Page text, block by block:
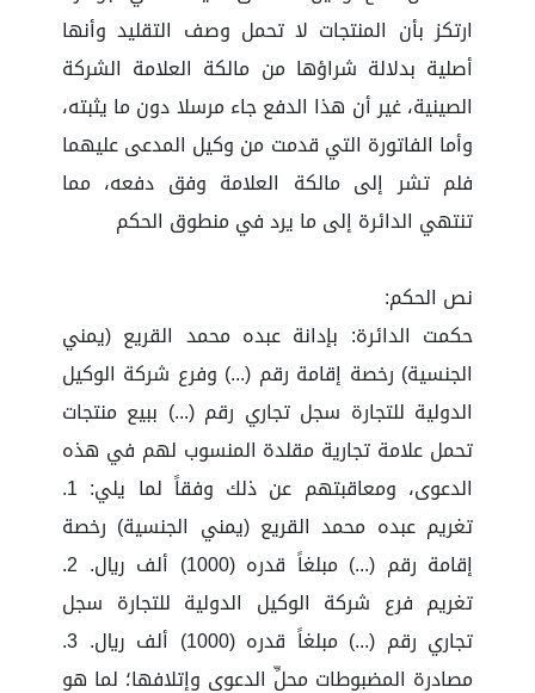
ارتكز بأن المنتجات لا تحمل وصف التقليد وأنها
أصلية بدلالة شراؤها من مالكة العلامة الشركة
الصينية، غير أن هذا الدفع جاء مرسلا دون ما يثبته،
وأما الفاتورة التي قدمت من وكيل المدعى عليهما
فلم تشر إلى مالكة العلامة وفق دفعه، مما
تنتهي الدائرة إلى ما يرد في منطوق الحكم
نص الحكم:
حكمت الدائرة: بإدانة عبده محمد القريع (يمني
الجنسية) رخصة إقامة رقم (...) وفرع شركة الوكيل
الدولية للتجارة سجل تجاري رقم (...) ببيع منتجات
تحمل علامة تجارية مقلدة المنسوب لهم في هذه
الدعوى، ومعاقبتهم عن ذلك وفقاً لما يلي: 1.
تغريم عبده محمد القريع (يمني الجنسية) رخصة
إقامة رقم (...) مبلغاً قدره (1000) ألف ريال. 2.
تغريم فرع شركة الوكيل الدولية للتجارة سجل
تجاري رقم (...) مبلغاً قدره (1000) ألف ريال. 3.
مصادرة المضبوطات محلِّ الدعوى وإتلافها؛ لما هو